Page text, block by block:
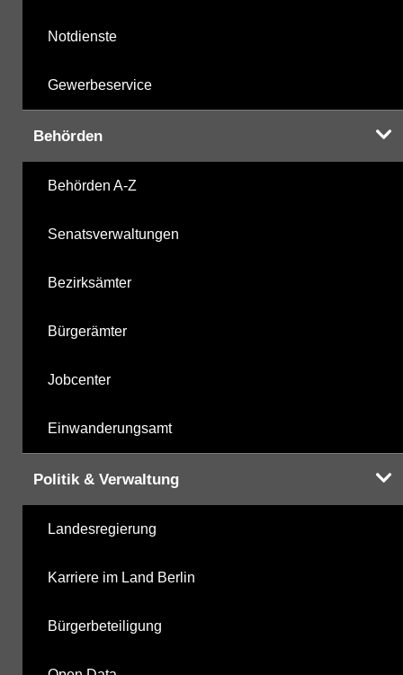
Notdienste
Gewerbeservice
Behörden
Behörden A-Z
Senatsverwaltungen
Bezirksämter
Bürgerämter
Jobcenter
Einwanderungsamt
Politik & Verwaltung
Landesregierung
Karriere im Land Berlin
Bürgerbeteiligung